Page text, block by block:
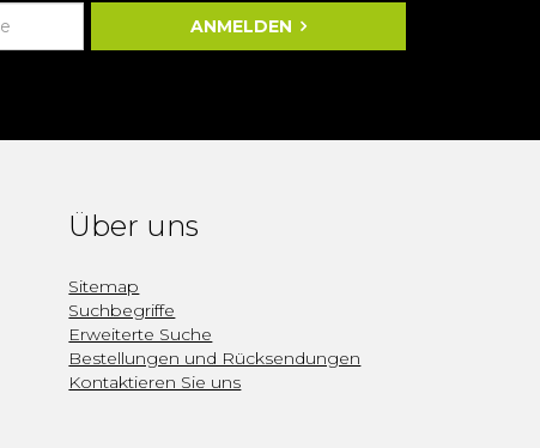
ANMELDEN
Über uns
Sitemap
Suchbegriffe
Erweiterte Suche
Bestellungen und Rücksendungen
Kontaktieren Sie uns